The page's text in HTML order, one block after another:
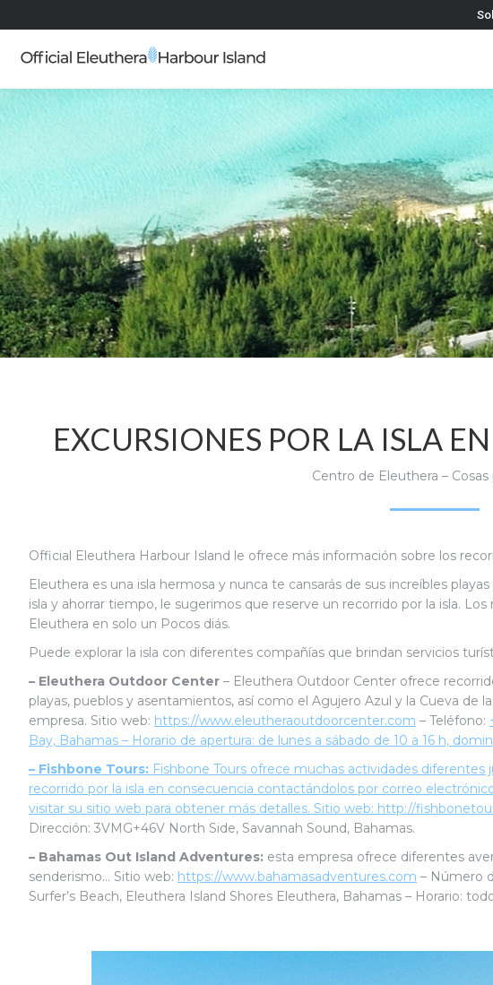
EXCURSIONES POR LA ISLA
Centro de Eleuthera – Cosas
Official Eleuthera Harbour Island le ofrece más información sobre los
Eleuthera es una isla hermosa y nunca te cansarás de sus increíbles
isla y ahorrar tiempo, le sugerimos que reserve un recorrido por la isla. Los
Eleuthera en solo un Pocos diás.
Puede explorar la isla con diferentes compañías que brindan servicios
– Eleuthera Outdoor Center – Eleuthera Outdoor Center ofrece
playas, pueblos y asentamientos, así como el Agujero Azul y la Cueva
empresa. Sitio web: https://www.eleutheraoutdoorcenter.com – Teléfono:
Bay, Bahamas – Horario de apertura: de lunes a sábado de 10 a 16 h,
– Fishbone Tours: Fishbone Tours ofrece muchas actividades
recorrido por la isla en consecuencia contactándolos por correo
visitar su sitio web para obtener más detalles. Sitio web: http://
Dirección: 3VMG+46V North Side, Savannah Sound, Bahamas.
– Bahamas Out Island Adventures: esta empresa ofrece diferentes
senderismo… Sitio web: https://www.bahamasadventures.com – Número
Surfer’s Beach, Eleuthera Island Shores Eleuthera, Bahamas – Horario: